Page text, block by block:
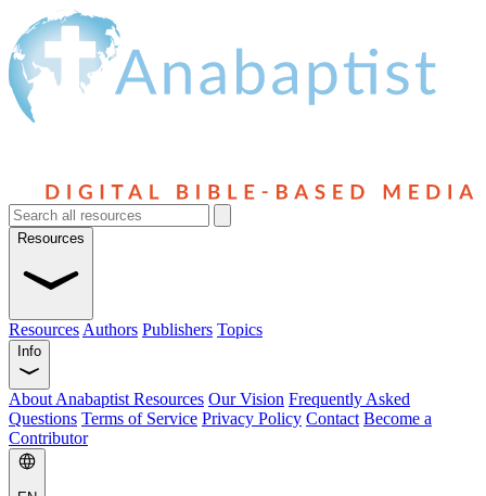
Resources
Resources Authors Publishers Topics
Info
About Anabaptist Resources Our Vision Frequently Asked
Questions Terms of Service Privacy Policy Contact Become a
Contributor